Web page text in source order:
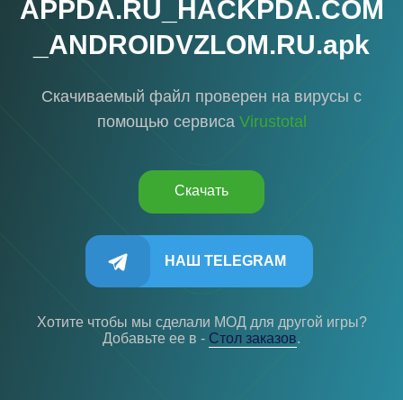
APPDA.RU_HACKPDA.COM
_ANDROIDVZLOM.RU.apk
Скачиваемый файл проверен на вирусы с
помощью сервиса Virustotal
Скачать
НАШ TELEGRAM
Хотите чтобы мы сделали МОД для другой игры?
Добавьте ее в - Cтол заказов.